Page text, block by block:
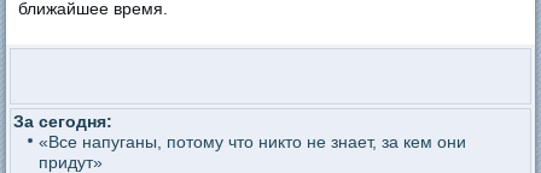
ближайшее время.
За сегодня:
«Все напуганы, потому что никто не знает, за кем они
придут»